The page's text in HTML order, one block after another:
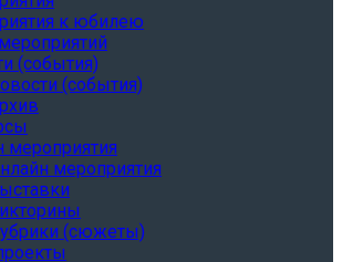
к юбилею
(события)
(события)
мероприятия
мероприятия
(сюжеты)